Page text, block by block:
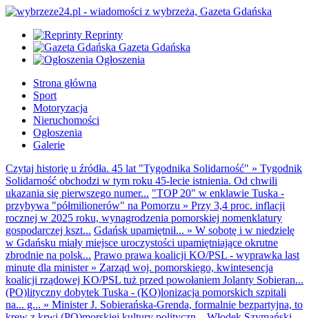
Reprinty
Gazeta Gdańska
Ogłoszenia
Strona główna
Sport
Motoryzacja
Nieruchomości
Ogłoszenia
Galerie
Czytaj historię u źródła. 45 lat "Tygodnika Solidarność" » Tygodnik
Solidarność obchodzi w tym roku 45-lecie istnienia. Od chwili
ukazania się pierwszego numer... "TOP 20" w enklawie Tuska -
przybywa "półmilionerów" na Pomorzu » Przy 3,4 proc. inflacji
rocznej w 2025 roku, wynagrodzenia pomorskiej nomenklatury
gospodarczej kszt... Gdańsk upamiętnił... » W sobotę i w niedzielę
w Gdańsku miały miejsce uroczystości upamiętniające okrutne
zbrodnie na polsk... Prawo prawa koalicji KO/PSL - wyprawka last
minute dla minister» Zarząd woj. pomorskiego, kwintesencja
koalicji rządowej KO/PSL tuż przed powołaniem Jolanty Sobieran...
(PO)lityczny dobytek Tuska - (KO)lonizacja pomorskich szpitali
na... g... » Minister J. Sobierańska-Grenda, formalnie bezpartyjna, to